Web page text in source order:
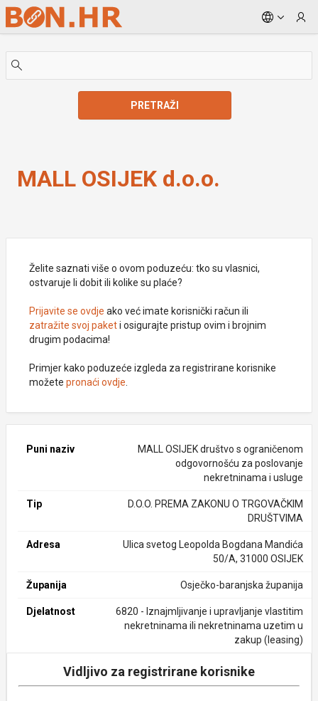
Skip to Main Content
PRETRAŽI
MALL OSIJEK d.o.o.
Želite saznati više o ovom poduzeću: tko su vlasnici,
ostvaruje li dobit ili kolike su plaće?
Prijavite se ovdje ako već imate korisnički račun ili
zatražite svoj paketi osigurajte pristup ovim i brojnim
drugim podacima!
Primjer kako poduzeće izgleda za registrirane korisnike
možete pronaći ovdje
Puni naziv
MALL OSIJEK društvo s ograničenom
odgovornošću za poslovanje
nekretninama i usluge
Tip
D.O.O. PREMA ZAKONU O TRGOVAČKIM
DRUŠTVIMA
Adresa
Ulica svetog Leopolda Bogdana Mandića
50/A, 31000 OSIJEK
Županija Osječko-baranjska županija
Djelatnost
6820 - Iznajmljivanje i upravljanje vlastitim
nekretninama ili nekretninama uzetim u
zakup (leasing)
Vidljivo za registrirane korisnike